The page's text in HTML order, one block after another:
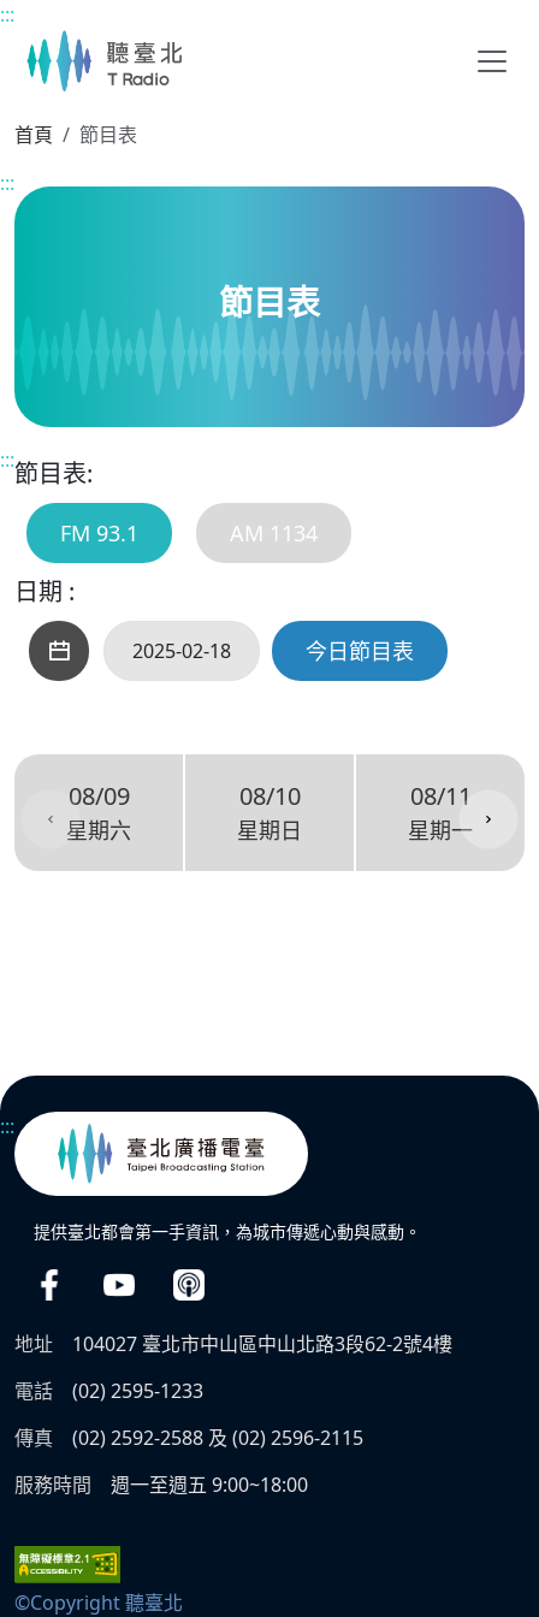
主要內容區塊
:::
首頁
節目表
:::
節目表
:::節目表:
FM 93.1 AM 1134
日期 :
今日節目表
08/09
星期六
08/10
星期日
08/11
星期一
:::
提供臺北都會第一手資訊，為城市傳遞心動與感動。
地址
104027 臺北市中山區中山北路3段62-2號4樓
電話
(02) 2595-1233
傳真
(02) 2592-2588 及 (02) 2596-2115
服務時間
週一至週五 9:00~18:00
©Copyright 聽臺北